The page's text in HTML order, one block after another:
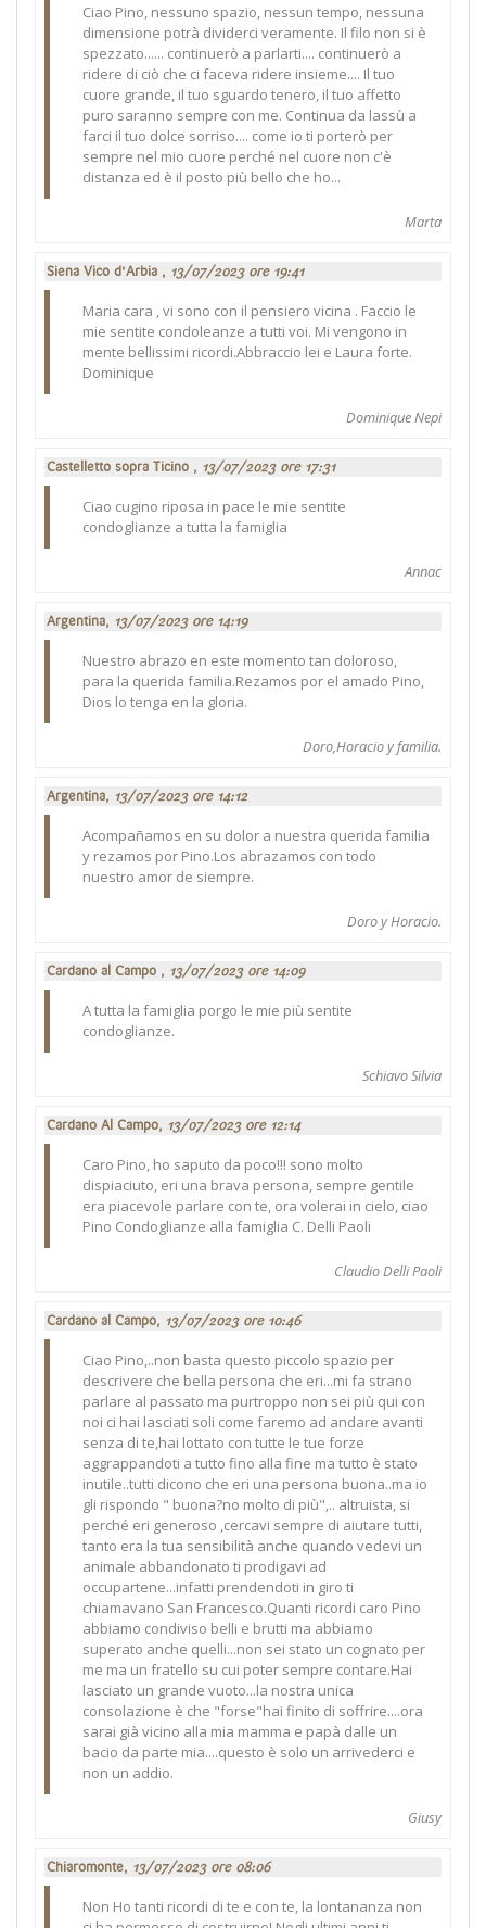
Ciao Pino, nessuno spazio, nessun tempo, nessuna
dimensione potrà dividerci veramente. Il filo non si è
spezzato...... continuerò a parlarti.... continuerò a
ridere di ciò che ci faceva ridere insieme.... Il tuo
cuore grande, il tuo sguardo tenero, il tuo affetto
puro saranno sempre con me. Continua da lassù a
farci il tuo dolce sorriso.... come io ti porterò per
sempre nel mio cuore perché nel cuore non c'è
distanza ed è il posto più bello che ho...
Marta
Siena Vico d’Arbia , 13/07/2023 ore 19:41
Maria cara , vi sono con il pensiero vicina . Faccio le
mie sentite condoleanze a tutti voi. Mi vengono in
mente bellissimi ricordi.Abbraccio lei e Laura forte.
Dominique
Dominique Nepi
Castelletto sopra Ticino , 13/07/2023 ore 17:31
Ciao cugino riposa in pace le mie sentite
condoglianze a tutta la famiglia
Annac
Argentina, 13/07/2023 ore 14:19
Nuestro abrazo en este momento tan doloroso,
para la querida familia.Rezamos por el amado Pino,
Dios lo tenga en la gloria.
Doro,Horacio y familia.
Argentina, 13/07/2023 ore 14:12
Acompañamos en su dolor a nuestra querida familia
y rezamos por Pino.Los abrazamos con todo
nuestro amor de siempre.
Doro y Horacio.
Cardano al Campo , 13/07/2023 ore 14:09
A tutta la famiglia porgo le mie più sentite
condoglianze.
Schiavo Silvia
Cardano Al Campo, 13/07/2023 ore 12:14
Caro Pino, ho saputo da poco!!! sono molto
dispiaciuto, eri una brava persona, sempre gentile
era piacevole parlare con te, ora volerai in cielo, ciao
Pino Condoglianze alla famiglia C. Delli Paoli
Claudio Delli Paoli
Cardano al Campo, 13/07/2023 ore 10:46
Ciao Pino,..non basta questo piccolo spazio per
descrivere che bella persona che eri...mi fa strano
parlare al passato ma purtroppo non sei più qui con
noi ci hai lasciati soli come faremo ad andare avanti
senza di te,hai lottato con tutte le tue forze
aggrappandoti a tutto fino alla fine ma tutto è stato
inutile..tutti dicono che eri una persona buona..ma io
gli rispondo " buona?no molto di più",.. altruista, si
perché eri generoso ,cercavi sempre di aiutare tutti,
tanto era la tua sensibilità anche quando vedevi un
animale abbandonato ti prodigavi ad
occupartene...infatti prendendoti in giro ti
chiamavano San Francesco.Quanti ricordi caro Pino
abbiamo condiviso belli e brutti ma abbiamo
superato anche quelli...non sei stato un cognato per
me ma un fratello su cui poter sempre contare.Hai
lasciato un grande vuoto...la nostra unica
consolazione è che "forse"hai finito di soffrire....ora
sarai già vicino alla mia mamma e papà dalle un
bacio da parte mia....questo è solo un arrivederci e
non un addio.
Giusy
Chiaromonte, 13/07/2023 ore 08:06
Non Ho tanti ricordi di te e con te, la lontananza non